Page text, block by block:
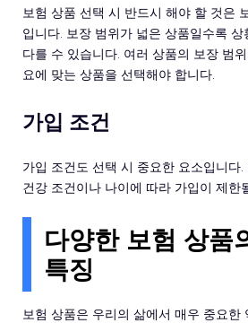
보험 상품 선택 시 반드시 해야 할 것은
입니다. 보장 범위가 넓은 상품일수록
다를 수 있습니다. 여러 상품의 보장 범
요에 맞는 상품을 선택해야 합니다.
가입 조건
가입 조건도 선택 시 중요한 요소입니다
건강 조건이나 나이에 따라 가입이 제한
다양한 보험 상품
특징
보험 상품은 우리의 삶에서 매우 중요한